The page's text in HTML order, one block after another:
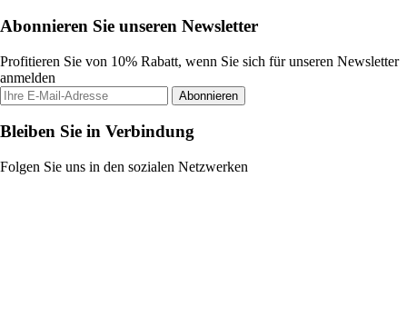
Abonnieren Sie unseren Newsletter
Profitieren Sie von 10% Rabatt, wenn Sie sich für unseren Newsletter
anmelden
Abonnieren
Bleiben Sie in Verbindung
Folgen Sie uns in den sozialen Netzwerken